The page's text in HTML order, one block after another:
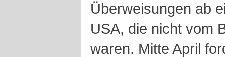
Überweisungen ab
USA, die nicht vom
waren. Mitte April